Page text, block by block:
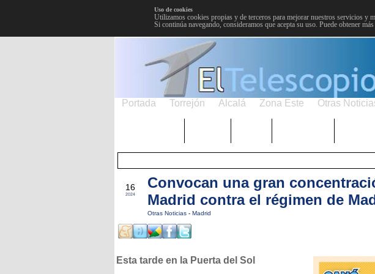
Uso de cookies
Utilizamos cookies propias y de terceros para mejorar nuestros servicios y
Si continúa navegando, consideramos que acepta su uso. Puede obtener
Portada Torrejón Alcalá Zona Este Otras
16
2024
Convocan una gran
Madrid contra el régimen de
Otras Noticias - Madrid
Esta tarde en la Puerta del Sol